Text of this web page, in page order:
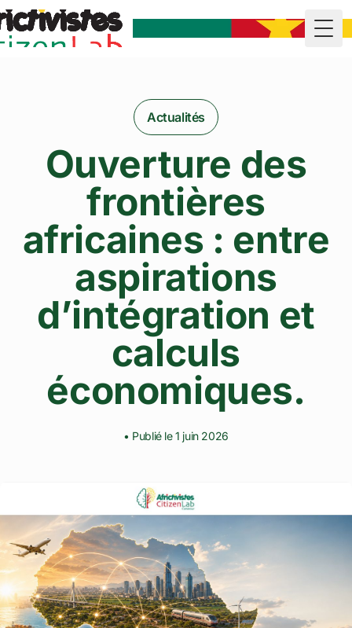
Actualités
Ouverture des
frontières
africaines : entre
aspirations
d’intégration et
calculs
économiques.
• Publié le 1 juin 2026